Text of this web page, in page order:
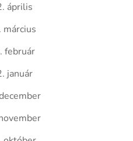
április
február
január